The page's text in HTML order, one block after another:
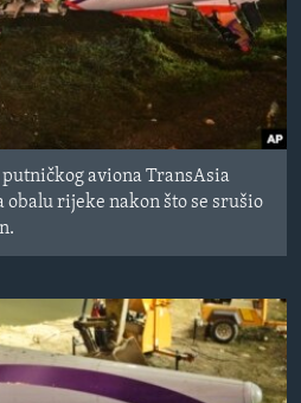
aviona TransAsia
obalu rijeke nakon što se srušio